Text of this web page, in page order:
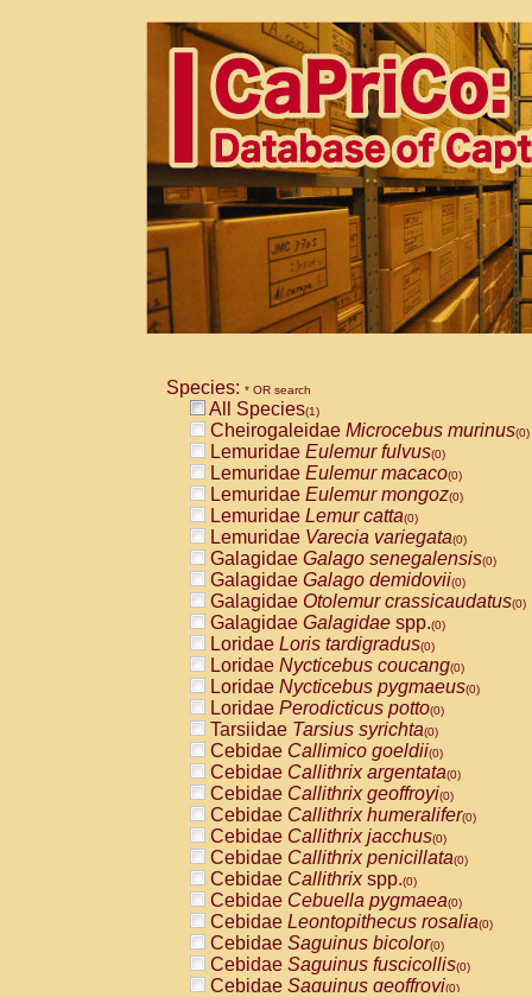
Species: * OR search
All Species(1)
Cheirogaleidae Microcebus murinus(0)
Lemuridae Eulemur fulvus(0)
Lemuridae Eulemur macaco(0)
Lemuridae Eulemur mongoz(0)
Lemuridae Lemur catta(0)
Lemuridae Varecia variegata(0)
Galagidae Galago senegalensis(0)
Galagidae Galago demidovii(0)
Galagidae Otolemur crassicaudatus(0)
Galagidae Galagidae spp.(0)
Loridae Loris tardigradus(0)
Loridae Nycticebus coucang(0)
Loridae Nycticebus pygmaeus(0)
Loridae Perodicticus potto(0)
Tarsiidae Tarsius syrichta(0)
Cebidae Callimico goeldii(0)
Cebidae Callithrix argentata(0)
Cebidae Callithrix geoffroyi(0)
Cebidae Callithrix humeralifer(0)
Cebidae Callithrix jacchus(0)
Cebidae Callithrix penicillata(0)
Cebidae Callithrixspp.(0)
Cebidae Cebuella pygmaea(0)
Cebidae Leontopithecus rosalia(0)
Cebidae Saguinus bicolor(0)
Cebidae Saguinus fuscicollis(0)
Cebidae Saguinus geoffroyi(0)